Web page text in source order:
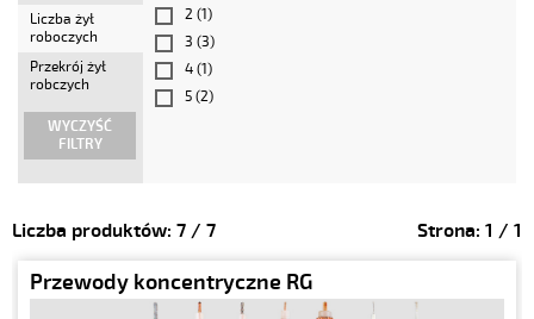
Liczba żył
roboczych
Przekrój żył
robczych
WYCZYŚĆ
FILTRY
2 (1)
3 (3)
4 (1)
5 (2)
Liczba produktów: 7 / 7 Strona: 1 / 1
Przewody koncentryczne RG